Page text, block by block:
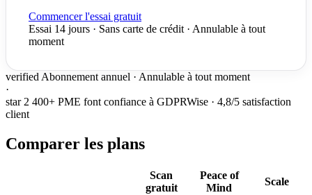
Commencer l'essai gratuit
Essai 14 jours · Sans carte de crédit · Annulable à tout
moment
verified Abonnement annuel · Annulable à tout moment
·
star 2 400+ PME font confiance à GDPRWise · 4,8/5 satisfaction
client
Comparer les plans
Scan
gratuit
Peace of
Mind
Scale